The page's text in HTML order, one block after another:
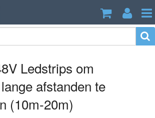
Ledstrips om
afstanden te
(10m-20m)